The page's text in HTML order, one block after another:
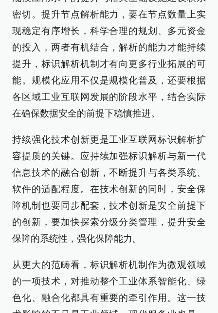
密切。提升节点解析能力，要在节点数量上实
现稳定有序增长，科学合理的规划、多元资金
的投入，两者有机结合，解析的能力才能持续
提升，标识解析机制才有向更多行业拓展的可
能。规模化应用不仅是规模化普及，还要根据
各区域工业互联网发展的阶段水平，结合实际
在确保数据安全的前提下稳慎推进。
持续强化技术创新更是工业互联网标识解析扩
容提质的关键。应持续加强标识解析与新一代
信息技术的融合创新，不断提升与各类系统、
软件的适配程度。在技术创新的同时，安全保
障机制也要同步配套，技术创新是安全前提下
的创新，要加快探索分级分类管理，提升安全
保障的系统性，强化保障能力。
从更大的范畴看，标识解析机制作为微观领域
的一项技术，对推动整个工业体系智能化、绿
色化、融合化都具有重要的牵引作用。这一技